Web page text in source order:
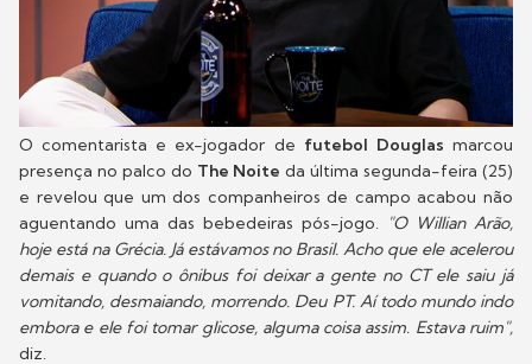
O comentarista e ex-jogador de futebol Douglasmarcou
presença no palco do The Noite da última segunda-feira (25)
e revelou que um dos companheiros de campo acabou não
aguentando uma das bebedeiras pós-jogo. "O Willian Arão,
hoje está na Grécia. Já estávamos no Brasil. Acho que ele acelerou
demais e quando o ônibus foi deixar a gente no CT ele saiu já
vomitando, desmaiando, morrendo. Deu PT. Aí todo mundo indo
embora e ele foi tomar glicose, alguma coisa assim. Estava ruim",
diz.